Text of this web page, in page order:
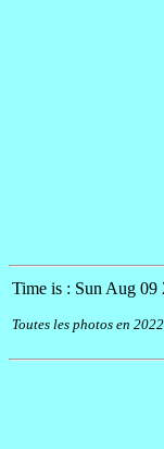
Time is : Sun Aug
Toutes les photos en 2022